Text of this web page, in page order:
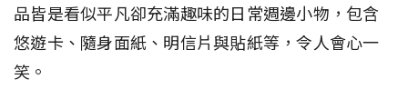
品皆是看似平凡卻充滿趣味的日常週邊小物，包含
悠遊卡、隨身面紙、明信片與貼紙等，令人會心一
笑。